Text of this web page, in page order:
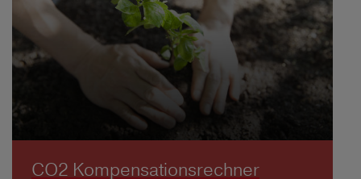
CO2 Kompensationsrechner